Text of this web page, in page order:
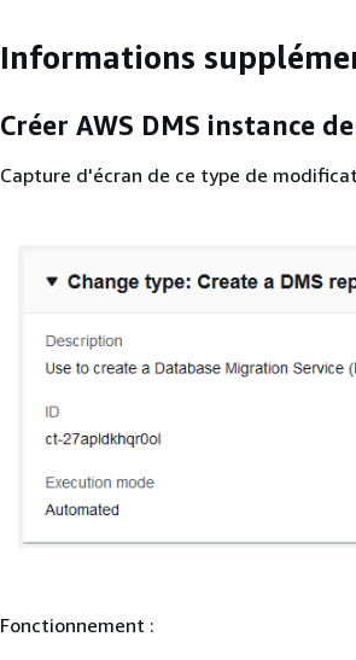
Informations
Créer AWS DMS instance
Capture d'écran de ce type de
Fonctionnement :